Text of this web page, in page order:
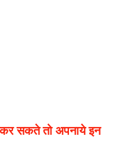
सकते तो अपनाये इन